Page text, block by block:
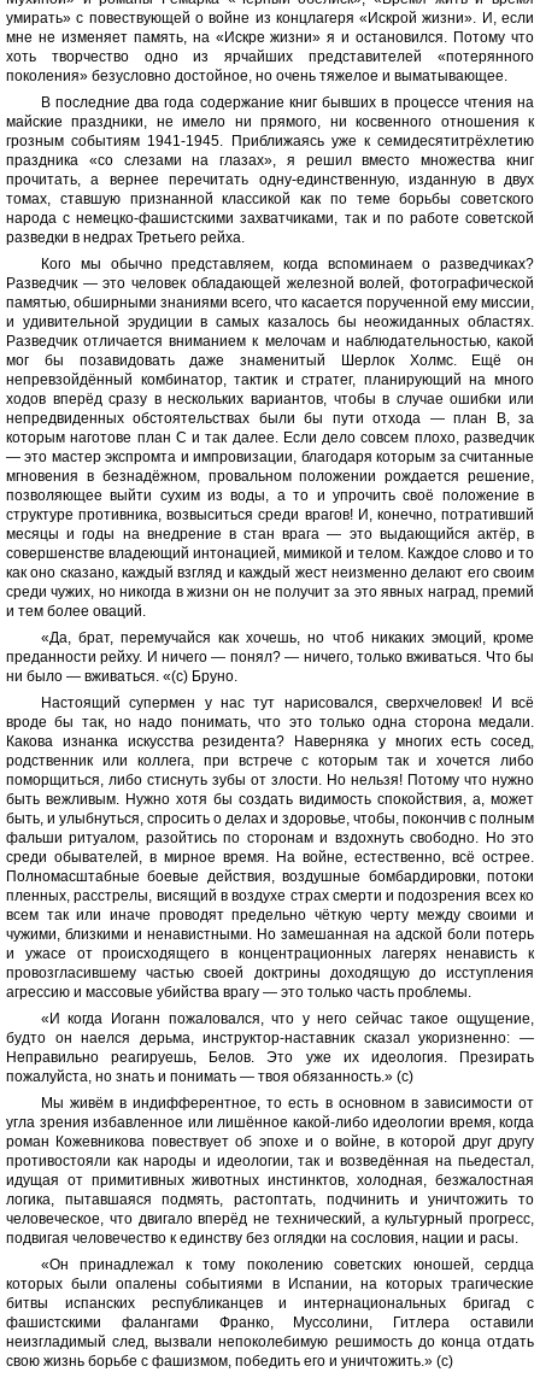
умирать» с повествующей о войне из концлагеря «Искрой жизни». И, если
мне не изменяет память, на «Искре жизни» я и остановился. Потому что
хоть творчество одно из ярчайших представителей «потерянного
поколения» безусловно достойное, но очень тяжелое и выматывающее.
В последние два года содержание книг бывших в процессе чтения на
майские праздники, не имело ни прямого, ни косвенного отношения к
грозным событиям 1941-1945. Приближаясь уже к семидесятитрёхлетию
праздника «со слезами на глазах», я решил вместо множества книг
прочитать, а вернее перечитать одну-единственную, изданную в двух
томах, ставшую признанной классикой как по теме борьбы советского
народа с немецко-фашистскими захватчиками, так и по работе советской
разведки в недрах Третьего рейха.
Кого мы обычно представляем, когда вспоминаем о разведчиках?
Разведчик — это человек обладающей железной волей, фотографической
памятью, обширными знаниями всего, что касается порученной ему миссии,
и удивительной эрудиции в самых казалось бы неожиданных областях.
Разведчик отличается вниманием к мелочам и наблюдательностью, какой
мог бы позавидовать даже знаменитый Шерлок Холмс. Ещё он
непревзойдённый комбинатор, тактик и стратег, планирующий на много
ходов вперёд сразу в нескольких вариантов, чтобы в случае ошибки или
непредвиденных обстоятельствах были бы пути отхода — план B, за
которым наготове план C и так далее. Если дело совсем плохо, разведчик
— это мастер экспромта и импровизации, благодаря которым за считанные
мгновения в безнадёжном, провальном положении рождается решение,
позволяющее выйти сухим из воды, а то и упрочить своё положение в
структуре противника, возвыситься среди врагов! И, конечно, потративший
месяцы и годы на внедрение в стан врага — это выдающийся актёр, в
совершенстве владеющий интонацией, мимикой и телом. Каждое слово и то
как оно сказано, каждый взгляд и каждый жест неизменно делают его своим
среди чужих, но никогда в жизни он не получит за это явных наград, премий
и тем более оваций.
«Да, брат, пеpемучайся как хочешь, но чтоб никаких эмоций, кроме
преданности рейху. И ничего — понял? — ничего, только вживаться. Что бы
ни было — вживаться. «(с) Бруно.
Настоящий супермен у нас тут нарисовался, сверхчеловек! И всё
вроде бы так, но надо понимать, что это только одна сторона медали.
Какова изнанка искусства резидента? Наверняка у многих есть сосед,
родственник или коллега, при встрече с которым так и хочется либо
поморщиться, либо стиснуть зубы от злости. Но нельзя! Потому что нужно
быть вежливым. Нужно хотя бы создать видимость спокойствия, а, может
быть, и улыбнуться, спросить о делах и здоровье, чтобы, покончив с полным
фальши ритуалом, разойтись по сторонам и вздохнуть свободно. Но это
среди обывателей, в мирное время. На войне, естественно, всё острее.
Полномасштабные боевые действия, воздушные бомбардировки, потоки
пленных, расстрелы, висящий в воздухе страх смерти и подозрения всех ко
всем так или иначе проводят предельно чёткую черту между своими и
чужими, близкими и ненавистными. Но замешанная на адской боли потерь
и ужасе от происходящего в концентрационных лагерях ненависть к
провозгласившему частью своей доктрины доходящую до исступления
агрессию и массовые убийства врагу — это только часть проблемы.
«И когда Иоганн пожаловался, что у него сейчас такое ощущение,
будто он наелся дерьма, инструктор-наставник сказал укоризненно: —
Неправильно реагируешь, Белов. Это уже их идеология. Презирать
пожалуйста, но знать и понимать — твоя обязанность.» (с)
Мы живём в индифферентное, то есть в основном в зависимости от
угла зрения избавленное или лишённое какой-либо идеологии время, когда
роман Кожевникова повествует об эпохе и о войне, в которой друг другу
противостояли как народы и идеологии, так и возведённая на пьедестал,
идущая от примитивных животных инстинктов, холодная, безжалостная
логика, пытавшаяся подмять, растоптать, подчинить и уничтожить то
человеческое, что двигало вперёд не технический, а культурный прогресс,
подвигая человечество к единству без оглядки на сословия, нации и расы.
«Он принадлежал к тому поколению советских юношей, сердца
которых были опалены событиями в Испании, на которых трагические
битвы испанских республиканцев и интернациональных бригад с
фашистскими фалангами Франко, Муссолини, Гитлера оставили
неизгладимый след, вызвали непоколебимую решимость до конца отдать
свою жизнь борьбе с фашизмом, победить его и уничтожить.» (с)